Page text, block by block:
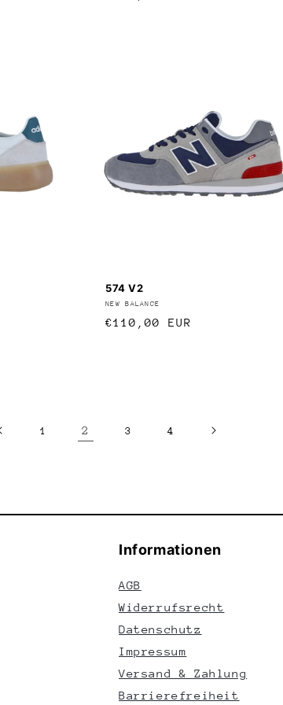
574 V2
Anbieter:
NEW BALANCE
Normaler
€110,00 EUR
1 2 3 4
Informationen
AGB
Widerrufsrecht
Datenschutz
Impressum
Versand & Zahlung
Barrierefreiheit